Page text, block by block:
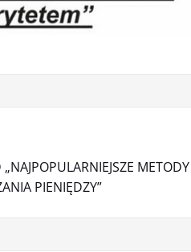
METODY
PIENIĘDZY”